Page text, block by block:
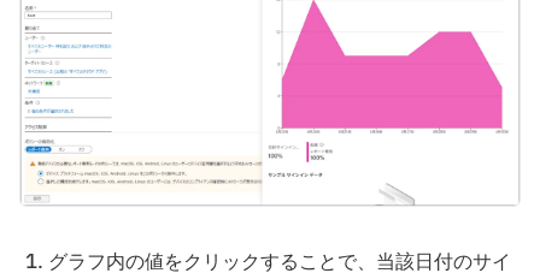
グラフ内の値をクリックすることで、当該日付のサイ